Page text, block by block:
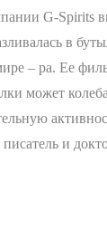
G-Spirits
в
– pa. Ее
может
и